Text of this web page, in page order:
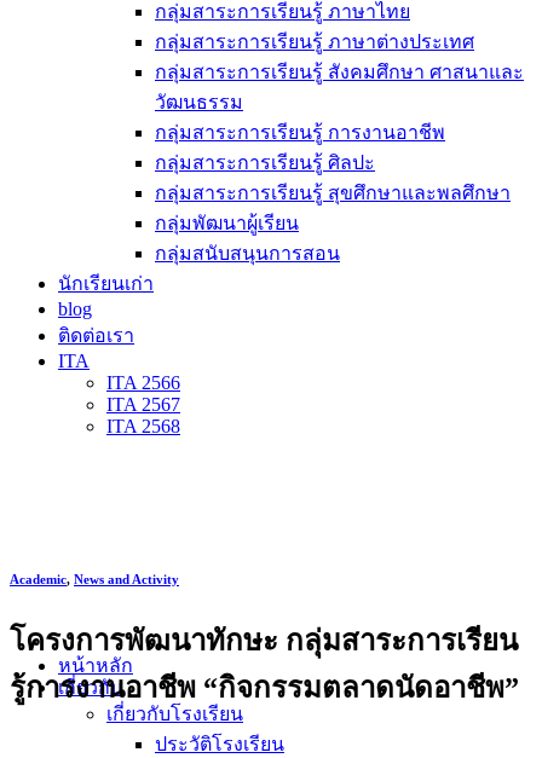
กลุ่มสาระการเรียนรู้ ภาษาไทย
กลุ่มสาระการเรียนรู้ ภาษาต่างประเทศ
กลุ่มสาระการเรียนรู้ สังคมศึกษา ศาสนาและ
วัฒนธรรม
กลุ่มสาระการเรียนรู้ การงานอาชีพ
กลุ่มสาระการเรียนรู้ ศิลปะ
กลุ่มสาระการเรียนรู้ สุขศึกษาและพลศึกษา
กลุ่มพัฒนาผู้เรียน
กลุ่มสนับสนุนการสอน
นักเรียนเก่า
blog
ติดต่อเรา
ITA
ITA 2566
ITA 2567
ITA 2568
หน้าหลัก
เกี่ยวกับ
เกี่ยวกับโรงเรียน
ประวัติโรงเรียน
Academic, News and Activity
โครงการพัฒนาทักษะ กลุ่มสาระการเรียน
รู้การงานอาชีพ “กิจกรรมตลาดนัดอาชีพ”